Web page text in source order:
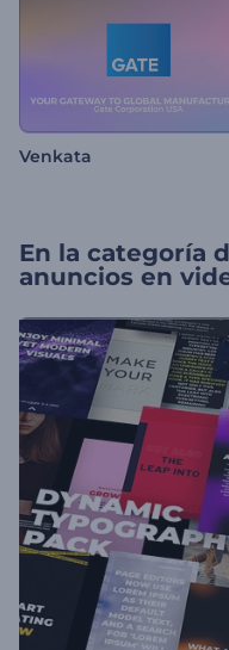
Venkata
En la categoría
anuncios en